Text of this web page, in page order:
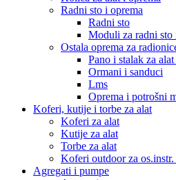
Radni sto i oprema
Radni sto
Moduli za radni sto
Ostala oprema za
Pano i stalak za
Ormani i sanduci
Lms
Oprema i potrošni
Koferi, kutije i torbe za alat
Koferi za alat
Kutije za alat
Torbe za alat
Koferi outdoor za os.instr.
Agregati i pumpe